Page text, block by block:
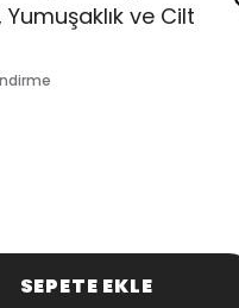
Yumuşaklık ve Cilt
SEPETE EKLE